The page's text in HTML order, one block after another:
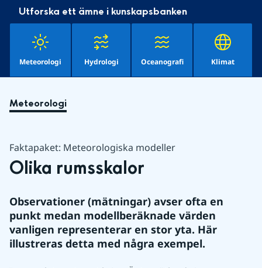
Utforska ett ämne i kunskapsbanken
Meteorologi Hydrologi Oceanografi Klimat
Meteorologi
Faktapaket: Meteorologiska modeller
Olika rumsskalor
Observationer (mätningar) avser ofta en
punkt medan modellberäknade värden
vanligen representerar en stor yta. Här
illustreras detta med några exempel.